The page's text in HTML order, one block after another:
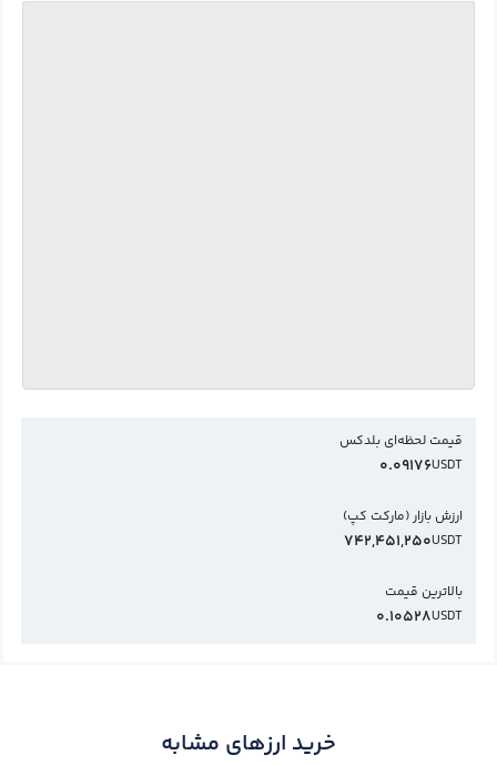
قیمت لحظه‌ای بلدکس
USDT
0.09176
ارزش بازار (مارکت کپ)
USDT
742,451,250
بالاترین قیمت
USDT
0.10528
خرید ارزهای مشابه